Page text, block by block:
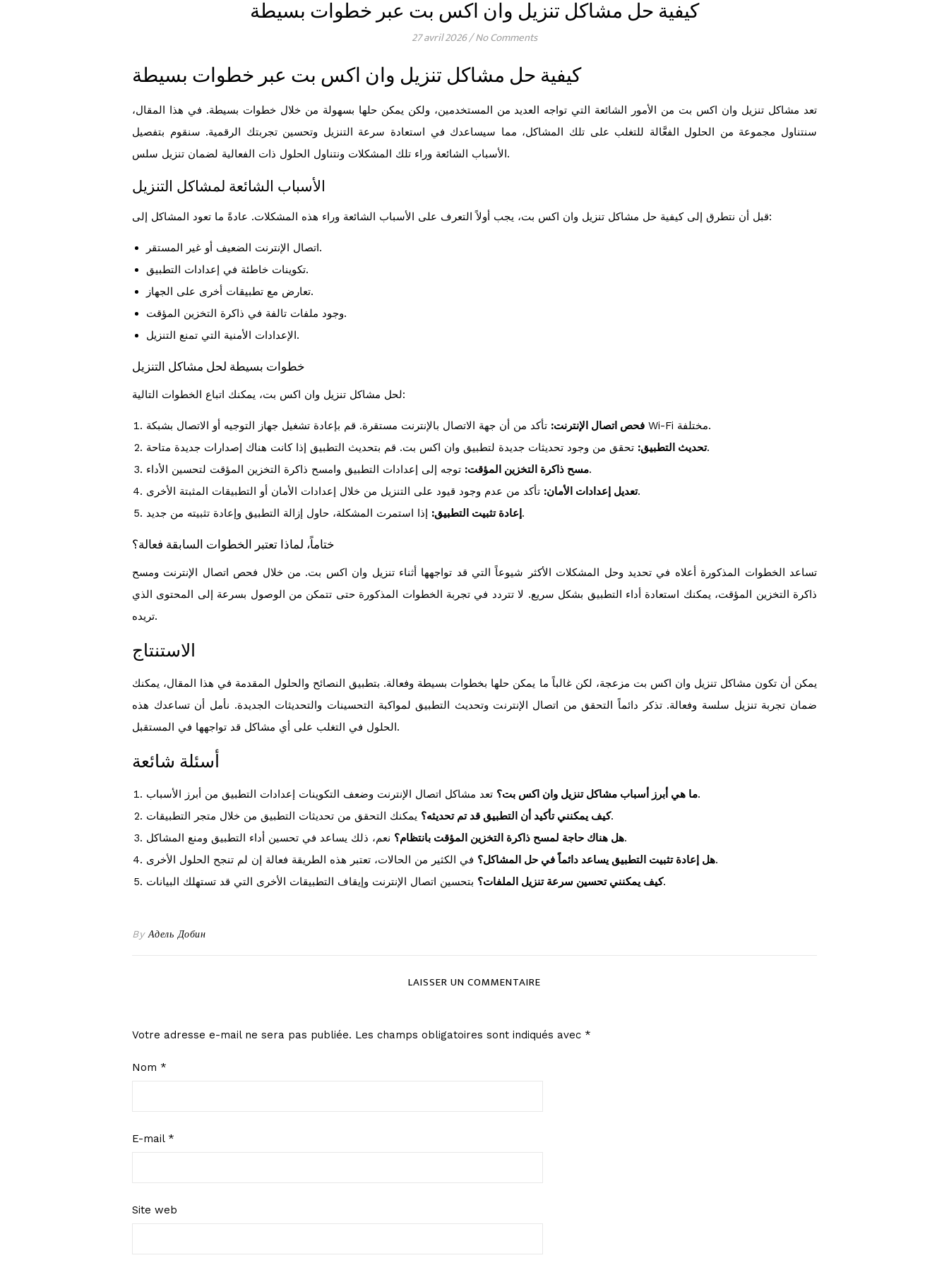
كيفية حل مشاكل تنزيل وان اكس بت عبر خطوات بسيطة
27 avril 2026/No Comments
كيفية حل مشاكل تنزيل وان اكس بت عبر خطوات بسيطة
تعد مشاكل تنزيل وان اكس بت من الأمور الشائعة التي تواجه العديد من المستخدمين، ولكن يمكن حلها بسهولة من خلال خطوات بسيطة. في هذا المقال،
سنتناول مجموعة من الحلول الفعَّالة للتغلب على تلك المشاكل، مما سيساعدك في استعادة سرعة التنزيل وتحسين تجربتك الرقمية. سنقوم بتفصيل
الأسباب الشائعة وراء تلك المشكلات ونتناول الحلول ذات الفعالية لضمان تنزيل سلس.
الأسباب الشائعة لمشاكل التنزيل
قبل أن نتطرق إلى كيفية حل مشاكل تنزيل وان اكس بت، يجب أولاً التعرف على الأسباب الشائعة وراء هذه المشكلات. عادةً ما تعود المشاكل إلى:
اتصال الإنترنت الضعيف أو غير المستقر.
تكوينات خاطئة في إعدادات التطبيق.
تعارض مع تطبيقات أخرى على الجهاز.
وجود ملفات تالفة في ذاكرة التخزين المؤقت.
الإعدادات الأمنية التي تمنع التنزيل.
خطوات بسيطة لحل مشاكل التنزيل
لحل مشاكل تنزيل وان اكس بت، يمكنك اتباع الخطوات التالية:
فحص اتصال الإنترنت:
تأكد من أن جهة الاتصال بالإنترنت مستقرة. قم بإعادة تشغيل جهاز التوجيه أو الاتصال بشبكة Wi-Fi مختلفة.
تحديث التطبيق:تحقق من وجود تحديثات جديدة لتطبيق وان اكس بت. قم بتحديث التطبيق إذا كانت هناك إصدارات جديدة متاحة.
مسح ذاكرة التخزين المؤقت:توجه إلى إعدادات التطبيق وامسح ذاكرة التخزين المؤقت لتحسين الأداء.
تعديل إعدادات الأمان:تأكد من عدم وجود قيود على التنزيل من خلال إعدادات الأمان أو التطبيقات المثبتة الأخرى.
إعادة تثبيت التطبيق:إذا استمرت المشكلة، حاول إزالة التطبيق وإعادة تثبيته من جديد.
ختاماً، لماذا تعتبر الخطوات السابقة فعالة؟
تساعد الخطوات المذكورة أعلاه في تحديد وحل المشكلات الأكثر شيوعاً التي قد تواجهها أثناء تنزيل وان اكس بت. من خلال فحص اتصال الإنترنت ومسح
ذاكرة التخزين المؤقت، يمكنك استعادة أداء التطبيق بشكل سريع. لا تتردد في تجربة الخطوات المذكورة حتى تتمكن من الوصول بسرعة إلى المحتوى الذي
تريده.
الاستنتاج
يمكن أن تكون مشاكل تنزيل وان اكس بت مزعجة، لكن غالباً ما يمكن حلها بخطوات بسيطة وفعالة. بتطبيق النصائح والحلول المقدمة في هذا المقال، يمكنك
ضمان تجربة تنزيل سلسة وفعالة. تذكر دائماً التحقق من اتصال الإنترنت وتحديث التطبيق لمواكبة التحسينات والتحديثات الجديدة. نأمل أن تساعدك هذه
الحلول في التغلب على أي مشاكل قد تواجهها في المستقبل.
أسئلة شائعة
ما هي أبرز أسباب مشاكل تنزيل وان اكس بت؟تعد مشاكل اتصال الإنترنت وضعف التكوينات إعدادات التطبيق من أبرز الأسباب.
كيف يمكنني تأكيد أن التطبيق قد تم تحديثه؟يمكنك التحقق من تحديثات التطبيق من خلال متجر التطبيقات.
هل هناك حاجة لمسح ذاكرة التخزين المؤقت بانتظام؟نعم، ذلك يساعد في تحسين أداء التطبيق ومنع المشاكل.
هل إعادة تثبيت التطبيق يساعد دائماً في حل المشاكل؟في الكثير من الحالات، تعتبر هذه الطريقة فعالة إن لم تنجح الحلول الأخرى.
كيف يمكنني تحسين سرعة تنزيل الملفات؟بتحسين اتصال الإنترنت وإيقاف التطبيقات الأخرى التي قد تستهلك البيانات.
By Адель Добин
LAISSER UN COMMENTAIRE
Votre adresse e-mail ne sera pas publiée. Les champs obligatoires sont indiqués avec *
Nom *
E-mail *
Site web